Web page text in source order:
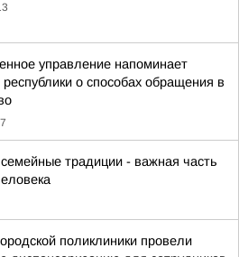
управление напоминает
о способах обращения в
традиции - важная часть
поликлиники провели